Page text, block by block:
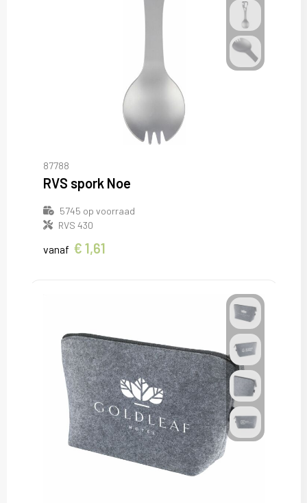
87788
RVS spork Noe
5745 op voorraad
RVS 430
vanaf € 1,61